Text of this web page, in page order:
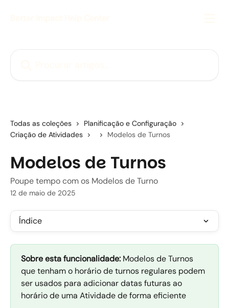
Todas as coleções
Planificação e Configuração
Criação de Atividades
Modelos de Turnos
Modelos de Turnos
Poupe tempo com os Modelos de Turno
12 de maio de 2025
Índice
Sobre esta funcionalidade: Modelos de Turnos
que tenham o horário de turnos regulares podem
ser usados para adicionar datas futuras ao
horário de uma Atividade de forma eficiente